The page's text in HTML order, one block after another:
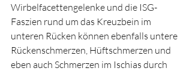
Wirbelfacettengelenke und die ISG-
Faszien rund um das Kreuzbein im
unteren Rücken können ebenfalls untere
Rückenschmerzen, Hüftschmerzen und
eben auch Schmerzen im Ischias durch